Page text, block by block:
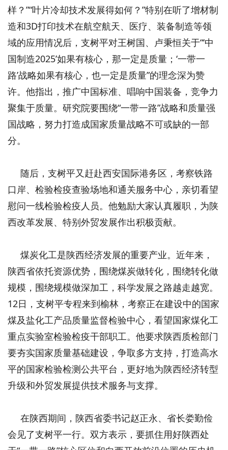
样？”“叶片冷却技术发展得如何？”特别在听了增材制
造和3D打印技术在航空航天、医疗、装备制造等领
域的应用情况后，支树平对王树国、卢秉恒关于“‘中
国制造2025’如果有核心，那一定是质量；‘一带一
路’战略如果有核心，也一定是质量”的理念深为赞
许。他指出，推广中国标准、唱响中国装备，竞争力
聚集于质量。研究院要围绕“一带一路”战略和质量强
国战略，努力打造成国家质量战略不可或缺的一部
分。
随后，支树平又赶赴西安国际港务区，考察铁路
口岸、检验检疫查验场地和通关服务中心，亲切看望
慰问一线检验检疫人员。他勉励大家认真履职，为陕
西改革发展、特别外贸发展作出积极贡献。
煤炭化工是陕西经济发展的重要产业。近年来，
陕西省依托资源优势，围绕煤炭做转化，围绕转化做
规模，围绕规模做深加工，科学发展之路越走越宽。
12日，支树平专程来到榆林，考察正在建设中的国家
煤及盐化工产品质量监督检验中心，看望国家煤化工
重点实验室检验检疫干部职工。他要求陕西质检部门
要夯实国家质量基础建设，争取多方支持，打造高水
平的国家检验检测公共平台，更好地为陕西经济转型
升级和外贸发展提供技术服务与支撑。
在陕西期间，陕西省委书记赵正永、省长娄勤俭
会见了支树平一行。双方表示，要抓住用好陕西处